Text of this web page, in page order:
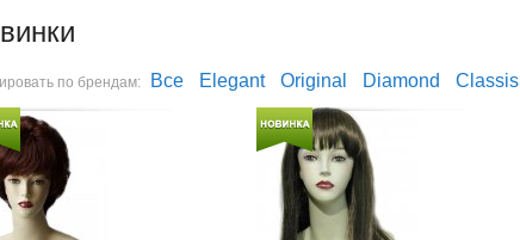
по брендам: Все Elegant Original Diamond Classis